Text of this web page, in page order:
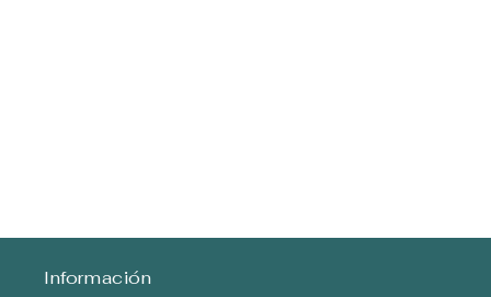
Información